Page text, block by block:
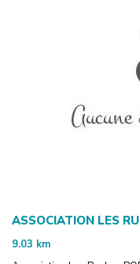
ASSOCIATION LES
9.03 km